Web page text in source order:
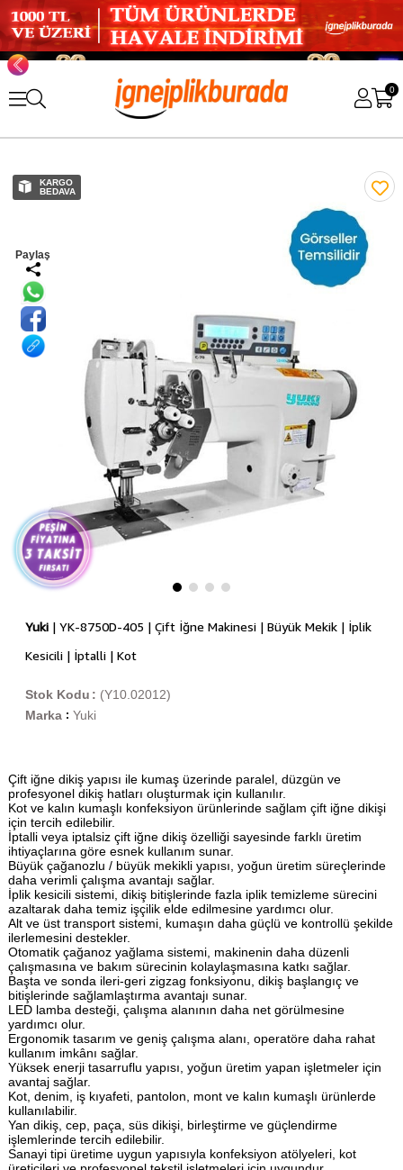
0
KARGO
BEDAVA
Paylaş
Yuki| YK-8750D-405 | Çift İğne Makinesi | Büyük Mekik | İplik
Kesicili | İptalli | Kot
(Y10.02012)
Stok Kodu
Marka : Yuki
Çift iğne dikiş yapısı ile kumaş üzerinde paralel, düzgün ve
profesyonel dikiş hatları oluşturmak için kullanılır.
Kot ve kalın kumaşlı konfeksiyon ürünlerinde sağlam çift iğne dikişi
için tercih edilebilir.
İptalli veya iptalsiz çift iğne dikiş özelliği sayesinde farklı üretim
ihtiyaçlarına göre esnek kullanım sunar.
Büyük çağanozlu / büyük mekikli yapısı, yoğun üretim süreçlerinde
daha verimli çalışma avantajı sağlar.
İplik kesicili sistemi, dikiş bitişlerinde fazla iplik temizleme sürecini
azaltarak daha temiz işçilik elde edilmesine yardımcı olur.
Alt ve üst transport sistemi, kumaşın daha güçlü ve kontrollü şekilde
ilerlemesini destekler.
Otomatik çağanoz yağlama sistemi, makinenin daha düzenli
çalışmasına ve bakım sürecinin kolaylaşmasına katkı sağlar.
Başta ve sonda ileri-geri zigzag fonksiyonu, dikiş başlangıç ve
bitişlerinde sağlamlaştırma avantajı sunar.
LED lamba desteği, çalışma alanının daha net görülmesine
yardımcı olur.
Ergonomik tasarım ve geniş çalışma alanı, operatöre daha rahat
kullanım imkânı sağlar.
Yüksek enerji tasarruflu yapısı, yoğun üretim yapan işletmeler için
avantaj sağlar.
Kot, denim, iş kıyafeti, pantolon, mont ve kalın kumaşlı ürünlerde
kullanılabilir.
Yan dikiş, cep, paça, süs dikişi, birleştirme ve güçlendirme
işlemlerinde tercih edilebilir.
Sanayi tipi üretime uygun yapısıyla konfeksiyon atölyeleri, kot